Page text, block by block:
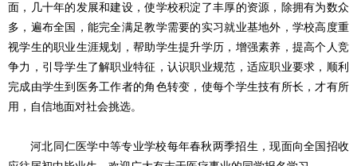
面，几十年的发展和建设，使学校积淀了丰厚的资源，除拥有为数众
多，遍布全国，能完全满足教学需要的实习就业基地外，学校高度重
视学生的职业生涯规划，帮助学生提升学历，增强素养，提高个人竞
争力，引导学生了解职业特征，认识职业规范，适应职业要求，顺利
完成由学生到医务工作者的角色转变，使每个学生技有所长，才有所
用，自信地面对社会挑选。
河北同仁医学中等专业学校每年春秋两季招生，现面向全国招收